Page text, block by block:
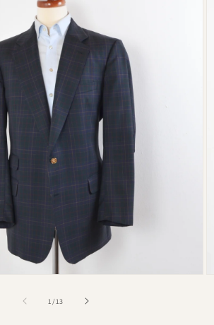
1 /von
13